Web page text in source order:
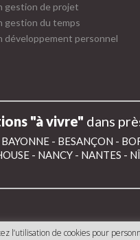
gestion de projet
gestion du temps
développement personnel
"à vivre" dans
BAYONNE - BESANÇON -
- NANCY - NANTES -
l’utilisation de cookies pour